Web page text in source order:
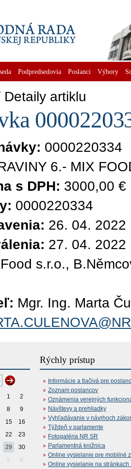
Podpredsedovia Poslanci Výbory
Detaily artiklu
0000220334
6.- MIX
s DPH: 3000,00 €
0000220334
26. 04. 2022
27. 04. 2022
s.r.o.,
Mgr. Ing. Marta
1
2
8
9
15
16
22
23
29
30
5 6
Rýchly prístup
Informácie a tlačivá pre
Zoznam poslancov
Oznámenia verejných
Návštevy a prehliadky
Vyhľadávanie v návrhoch
Týždeň v parlamente
Fotogaléria NR SR
Parlamentná knižnica
Online vysielanie pre mobilné
Online vysielanie na stránkach